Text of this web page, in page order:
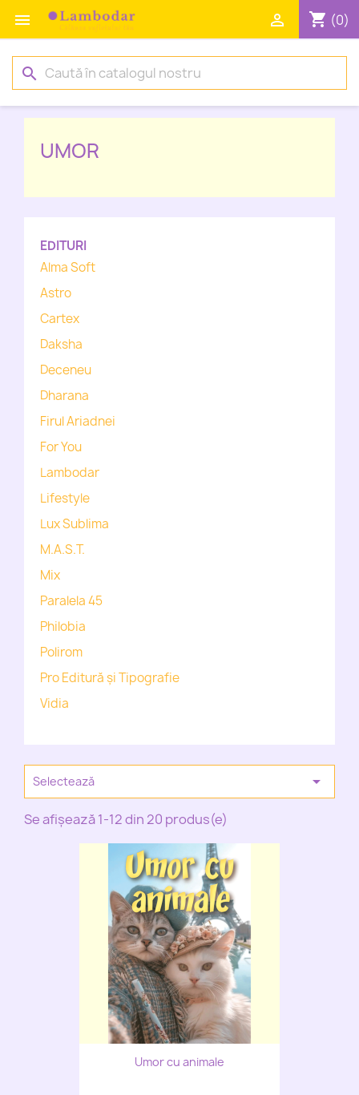
 shopping_cart (0)

search
UMOR
EDITURI
Alma Soft
Astro
Cartex
Daksha
Deceneu
Dharana
Firul Ariadnei
For You
Lambodar
Lifestyle
Lux Sublima
M.A.S.T.
Mix
Paralela 45
Philobia
Polirom
Pro Editură și Tipografie
Vidia
Selectează 
Se afișează 1-12 din 20 produs(e)
Umor cu animale